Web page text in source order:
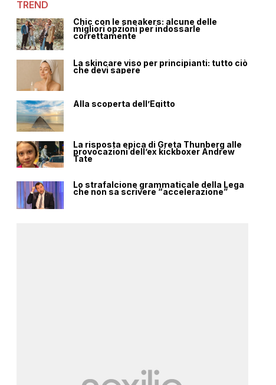
TREND
Chic con le sneakers: alcune delle
migliori opzioni per indossarle
correttamente
La skincare viso per principianti: tutto ciò
che devi sapere
Alla scoperta dell’Egitto
La risposta epica di Greta Thunberg alle
provocazioni dell’ex kickboxer Andrew
Tate
Lo strafalcione grammaticale della Lega
che non sa scrivere “accelerazione”